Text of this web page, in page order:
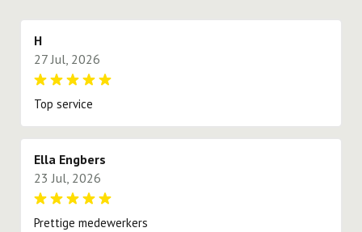
H
27 Jul, 2026
Top service
Ella Engbers
23 Jul, 2026
Prettige medewerkers